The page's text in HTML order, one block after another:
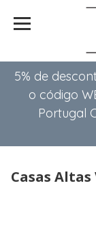
5% de
o código
Portugal
Casas